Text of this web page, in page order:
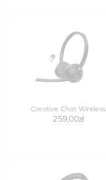
Creative Chat Wireless
259,00zł